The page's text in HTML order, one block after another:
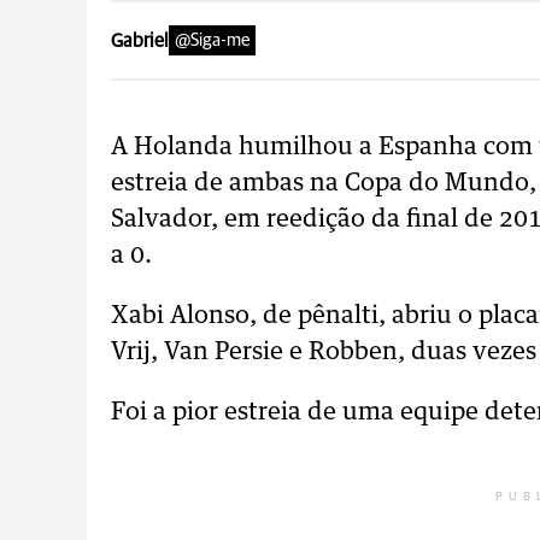
Gabriel @Siga-me
A Holanda humilhou a Espanha
estreia de ambas na Copa do
Salvador, em reedição da final de
a 0.
Xabi Alonso, de pênalti, abriu o
Vrij, Van Persie e Robben, duas
Foi a pior estreia de uma equipe